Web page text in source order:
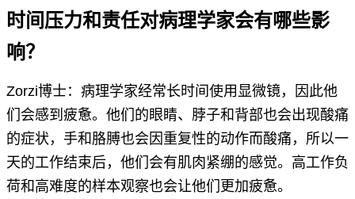
时间压力和责任对病理学家会有哪些影
响？
Zorzi博士：病理学家经常长时间使用显微镜，因此他
们会感到疲惫。他们的眼睛、脖子和背部也会出现酸痛
的症状，手和胳膊也会因重复性的动作而酸痛，所以一
天的工作结束后，他们会有肌肉紧绷的感觉。高工作负
荷和高难度的样本观察也会让他们更加疲惫。